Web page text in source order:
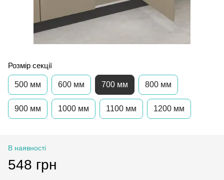
Розмір секції
500 мм 600 мм 700 мм 800 мм
900 мм 1000 мм 1100 мм 1200 мм
В наявності
548 грн